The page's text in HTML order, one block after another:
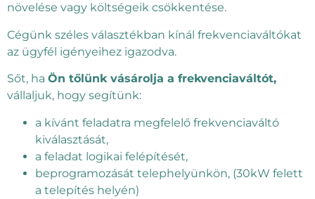
növelése vagy költségeik csökkentése.
Cégünk széles választékban kínál frekvenciaváltókat
az ügyfél igényeihez igazodva.
Sőt, ha Ön tőlünk vásárolja a frekvenciaváltót,
vállaljuk, hogy segítünk:
a kívánt feladatra megfelelő frekvenciaváltó
kiválasztását,
a feladat logikai felépítését,
beprogramozását telephelyünkön, (30kW felett
a telepítés helyén)